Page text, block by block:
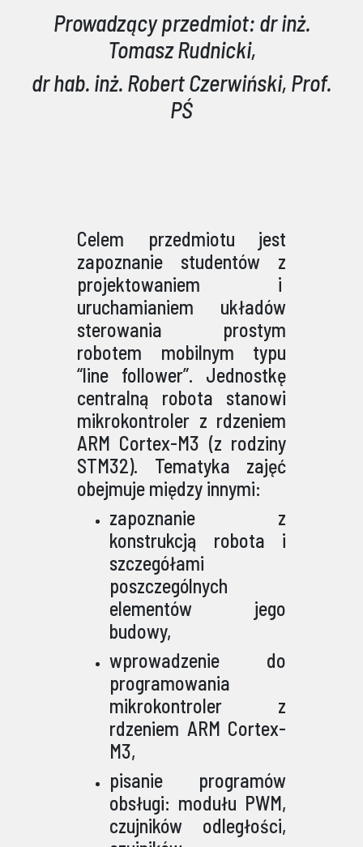
Prowadzący przedmiot: dr inż.
Tomasz Rudnicki,
dr hab. inż. Robert Czerwiński, Prof.
PŚ
Celem przedmiotu jest
zapoznanie studentów z
projektowaniem i
uruchamianiem układów
sterowania prostym
robotem mobilnym typu
“line follower”. Jednostkę
centralną robota stanowi
mikrokontroler z rdzeniem
ARM Cortex-M3 (z rodziny
STM32). Tematyka zajęć
obejmuje między innymi:
zapoznanie z
konstrukcją robota i
szczegółami
poszczególnych
elementów jego
budowy,
wprowadzenie do
programowania
mikrokontroler z
rdzeniem ARM Cortex-
M3,
pisanie programów
obsługi: modułu PWM,
czujników odległości,